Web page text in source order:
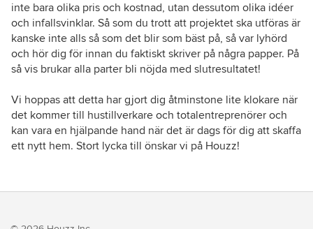
inte bara olika pris och kostnad, utan dessutom olika idéer
och infallsvinklar. Så som du trott att projektet ska utföras är
kanske inte alls så som det blir som bäst på, så var lyhörd
och hör dig för innan du faktiskt skriver på några papper. På
så vis brukar alla parter bli nöjda med slutresultatet!
Vi hoppas att detta har gjort dig åtminstone lite klokare när
det kommer till hustillverkare och totalentreprenörer och
kan vara en hjälpande hand när det är dags för dig att skaffa
ett nytt hem. Stort lycka till önskar vi på Houzz!